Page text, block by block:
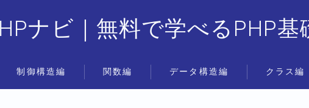
ナビ｜無料で学べるPHP基
制御構造編 関数編 データ構造編 クラス編